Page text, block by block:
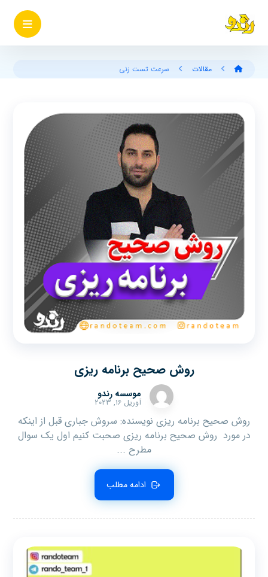
مقالات سرعت تست زنی
روش صحیح برنامه ریزی
موسسه رندو
آوریل ۱۶, ۲۰۲۳
روش صحیح برنامه ریزی نویسنده: سروش جباری قبل از اینکه
در مورد روش صحیح برنامه ریزی صحبت کنیم اول یک سوال
مطرح ...
ادامه مطلب